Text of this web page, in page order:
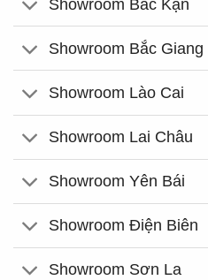
Showroom Bắc Kạn
Showroom Bắc Giang
Showroom Lào Cai
Showroom Lai Châu
Showroom Yên Bái
Showroom Điện Biên
Showroom Sơn La